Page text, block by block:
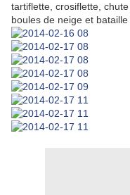
tartiflette, crosiflette,
boules de neige et bataille